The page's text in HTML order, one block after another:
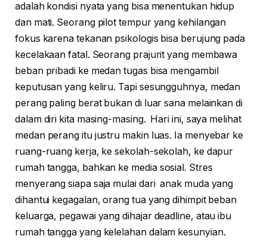
adalah kondisi nyata yang bisa menentukan hidup
dan mati. Seorang pilot tempur yang kehilangan
fokus karena tekanan psikologis bisa berujung pada
kecelakaan fatal. Seorang prajurit yang membawa
beban pribadi ke medan tugas bisa mengambil
keputusan yang keliru. Tapi sesungguhnya, medan
perang paling berat bukan di luar sana melainkan di
dalam diri kita masing-masing. Hari ini, saya melihat
medan perang itu justru makin luas. Ia menyebar ke
ruang-ruang kerja, ke sekolah-sekolah, ke dapur
rumah tangga, bahkan ke media sosial. Stres
menyerang siapa saja mulai dari anak muda yang
dihantui kegagalan, orang tua yang dihimpit beban
keluarga, pegawai yang dihajar deadline, atau ibu
rumah tangga yang kelelahan dalam kesunyian.